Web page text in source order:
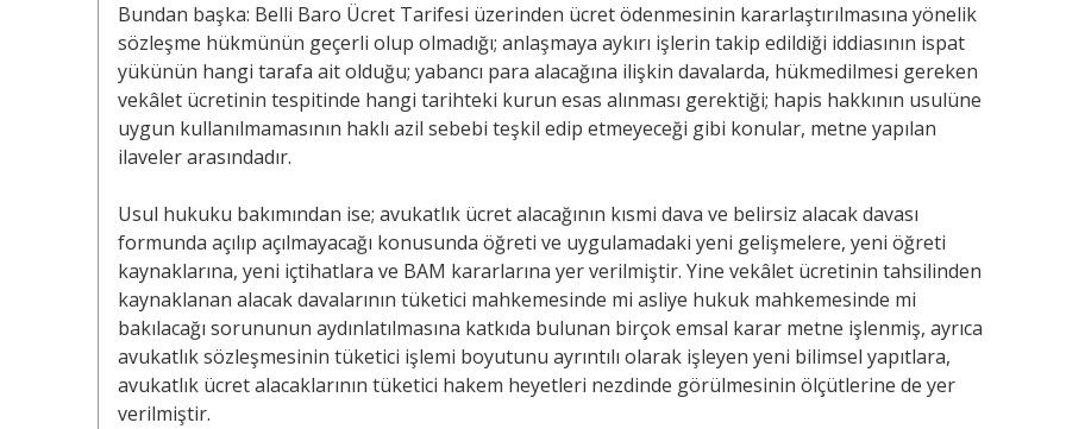
Bundan başka: Belli Baro Ücret Tarifesi üzerinden ücret ödenmesinin kararlaştırılmasına yönelik
sözleşme hükmünün geçerli olup olmadığı; anlaşmaya aykırı işlerin takip edildiği iddiasının ispat
yükünün hangi tarafa ait olduğu; yabancı para alacağına ilişkin davalarda, hükmedilmesi gereken
vekâlet ücretinin tespitinde hangi tarihteki kurun esas alınması gerektiği; hapis hakkının usulüne
uygun kullanılmamasının haklı azil sebebi teşkil edip etmeyeceği gibi konular, metne yapılan
ilaveler arasındadır.
Usul hukuku bakımından ise; avukatlık ücret alacağının kısmi dava ve belirsiz alacak davası
formunda açılıp açılmayacağı konusunda öğreti ve uygulamadaki yeni gelişmelere, yeni öğreti
kaynaklarına, yeni içtihatlara ve BAM kararlarına yer verilmiştir. Yine vekâlet ücretinin tahsilinden
kaynaklanan alacak davalarının tüketici mahkemesinde mi asliye hukuk mahkemesinde mi
bakılacağı sorununun aydınlatılmasına katkıda bulunan birçok emsal karar metne işlenmiş, ayrıca
avukatlık sözleşmesinin tüketici işlemi boyutunu ayrıntılı olarak işleyen yeni bilimsel yapıtlara,
avukatlık ücret alacaklarının tüketici hakem heyetleri nezdinde görülmesinin ölçütlerine de yer
verilmiştir.